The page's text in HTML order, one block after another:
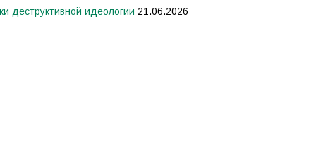
деструктивной идеологии 21.06.2026